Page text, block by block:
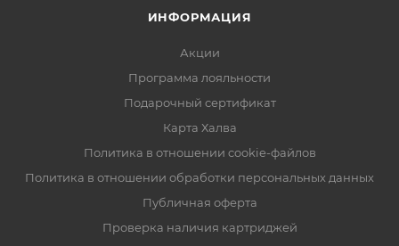
ИНФОРМАЦИЯ
Акции
Программа лояльности
Подарочный сертификат
Карта Халва
Политика в отношении cookie-файлов
Политика в отношении обработки персональных данных
Публичная оферта
Проверка наличия картриджей